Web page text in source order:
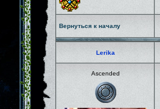
Вернуться к началу
Lerika
Ascended